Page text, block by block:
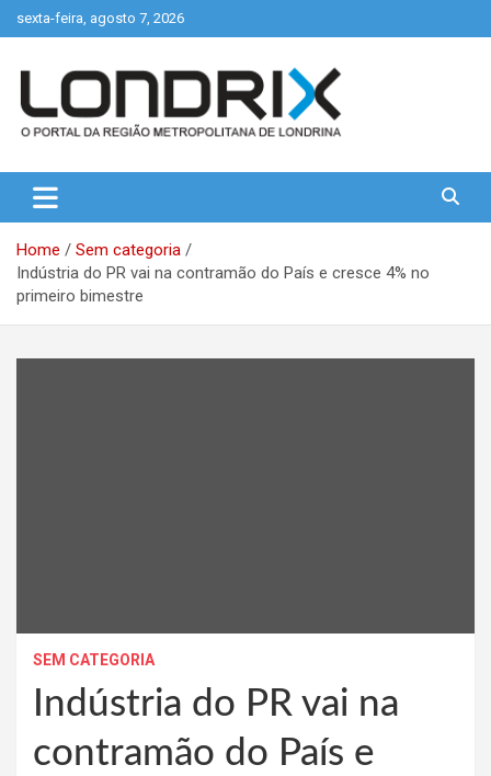
to
sexta-feira, agosto 7, 2026
Londrix
Home
Sem categoria
Indústria do PR vai na contramão do País e cresce 4% no
primeiro bimestre
SEM CATEGORIA
Indústria do PR vai na
contramão do País e